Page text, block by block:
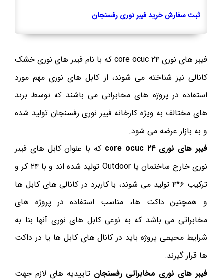
ثبت سفارش خرید فیبر نوری رفسنجان
فیبر های نوری ۲۴ core ocuc که با نام فیبر های نوری خشک
کانالی نیز شناخته می شوند، از کابل های نوری مهم مورد
استفاده در پروژه های مخابراتی می باشند که توسط برند
های مختالف به ویژه کارخانه فیبر نوری رفسنجان تولید شده
و به بازار عرضه می شود.
فیبر های نوری ۲۴ core ocuc
که با عنوان کابل های فیبر
نوری خارج ساختمان یا Outdoor تولید شده اند و با ۲۴ کر و
ترکیب ۶*۴ تولید می شوند، با کاربرد در کانالی های کابل ها
و همچنین داکت ها، مناسب استفاده در پروژه های
مخابراتی می باشد که به نوعی کابل های نوری آنها بنا به
شرایط محیطی پروژه باید در کانال های کابل ها یا در داکت
ها قرار گیرند.
فیبر های نوری مخابراتی رفسنجان تاییدیه های لازم جهت